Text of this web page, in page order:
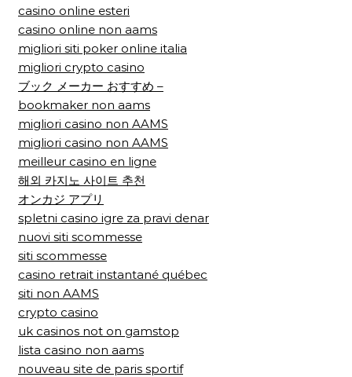
casino online esteri
casino online non aams
migliori siti poker online italia
migliori crypto casino
ブック メーカー おすすめ –
bookmaker non aams
migliori casino non AAMS
migliori casino non AAMS
meilleur casino en ligne
해외 카지노 사이트 추천
オンカジ アプリ
spletni casino igre za pravi denar
nuovi siti scommesse
siti scommesse
casino retrait instantané québec
siti non AAMS
crypto casino
uk casinos not on gamstop
lista casino non aams
nouveau site de paris sportif